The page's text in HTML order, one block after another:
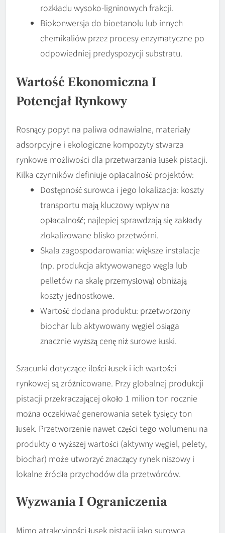
rozkładu wysoko-ligninowych frakcji.
Biokonwersja do bioetanolu lub innych
chemikaliów przez procesy enzymatyczne po
odpowiedniej predyspozycji substratu.
Wartość Ekonomiczna I
Potencjał Rynkowy
Rosnący popyt na paliwa odnawialne, materiały
adsorpcyjne i ekologiczne kompozyty stwarza
rynkowe możliwości dla przetwarzania łusek pistacji.
Kilka czynników definiuje opłacalność projektów:
Dostępność surowca i jego lokalizacja: koszty
transportu mają kluczowy wpływ na
opłacalność; najlepiej sprawdzają się zakłady
zlokalizowane blisko przetwórni.
Skala zagospodarowania: większe instalacje
(np. produkcja aktywowanego węgla lub
pelletów na skalę przemysłową) obniżają
koszty jednostkowe.
Wartość dodana produktu: przetworzony
biochar lub aktywowany węgiel osiąga
znacznie wyższą cenę niż surowe łuski.
Szacunki dotyczące ilości łusek i ich wartości
rynkowej są zróżnicowane. Przy globalnej produkcji
pistacji przekraczającej około 1 milion ton rocznie
można oczekiwać generowania setek tysięcy ton
łusek. Przetworzenie nawet części tego wolumenu na
produkty o wyższej wartości (aktywny węgiel, pelety,
biochar) może utworzyć znaczący rynek niszowy i
lokalne źródła przychodów dla przetwórców.
Wyzwania I Ograniczenia
Mimo atrakcyjności łusek pistacji jako surowca